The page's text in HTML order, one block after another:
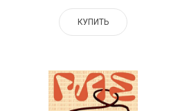
КУПИТЬ